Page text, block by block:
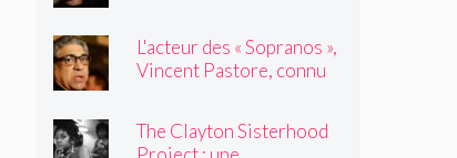
L'acteur des « Sopranos »,
Vincent Pastore, connu
ans
The Clayton Sisterhood